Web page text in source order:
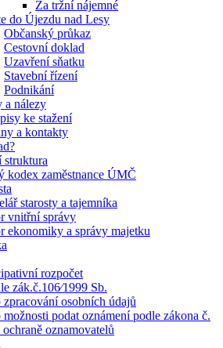
Za tržní nájemné
do Újezdu nad Lesy
Občanský průkaz
Cestovní doklad
Uzavření sňatku
Stavební řízení
Podnikání
a nálezy
ke stažení
a kontakty
struktura
kodex zaměstnance ÚMČ
starosty a tajemníka
vnitřní správy
ekonomiky a správy majetku
rozpočet
zák.č.106⁄1999 Sb.
osobních údajů
podat oznámení podle zákona č.
ochraně oznamovatelů